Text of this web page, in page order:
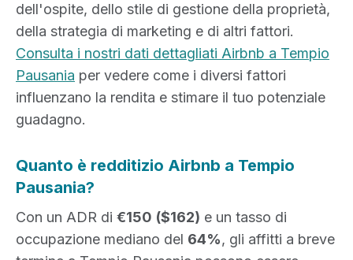
dell'ospite, dello stile di gestione della proprietà,
della strategia di marketing e di altri fattori.
Consulta i nostri dati dettagliati Airbnb a Tempio
Pausania per vedere come i diversi fattori
influenzano la rendita e stimare il tuo potenziale
guadagno.
Quanto è redditizio Airbnb a Tempio
Pausania?
Con un ADR di €150 ($162) e un tasso di
occupazione mediano del 64%, gli affitti a breve